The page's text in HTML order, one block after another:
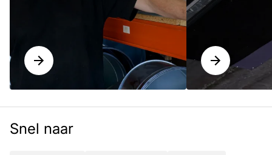
Snel naar